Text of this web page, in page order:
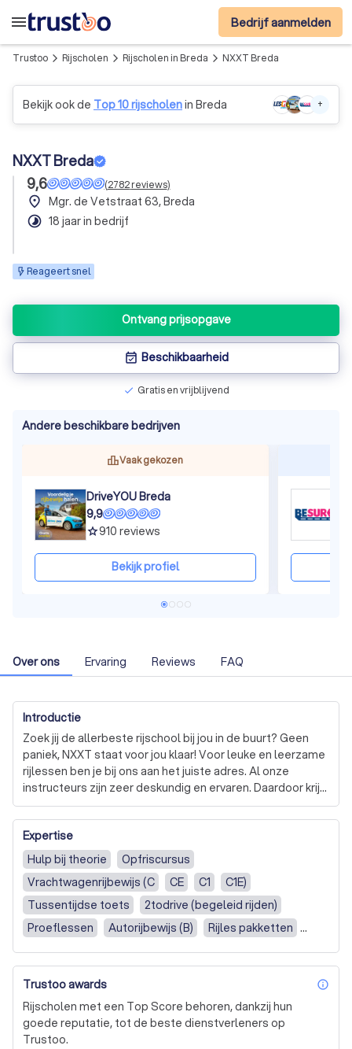
menu Bedrijf aanmelden
Trustoo arrow_forward_ios Rijscholen arrow_forward_ios Rijscholen in Breda arrow_forward_ios NXXT Breda
Bekijk ook de Top 10 rijscholenin Breda +
NXXT Breda
9,6
(2782reviews)
place Mgr. de Vetstraat 63, Breda
timelapse 18 jaar in bedrijf
Reageert snel
Ontvang prijsopgave
event_available Beschikbaarheid
check Gratis en vrijblijvend
Andere beschikbare bedrijven
Vaak gekozen
DriveYOU Breda
9,9
grade910 reviews
Bekijk profiel
Over ons Ervaring Reviews FAQ
Introductie
Zoek jij de allerbeste rijschool bij jou in de buurt? Geen
paniek, NXXT staat voor jou klaar! Voor leuke en leerzame
rijlessen ben je bij ons aan het juiste adres. Al onze
instructeurs zijn zeer deskundig en ervaren. Daardoor krijg
jij precies de begeleiding die jij nodig hebt. Dat zorgt
ervoor dat je snel zult leren. Voor je het weet slaag jij met
vlag en wimpel voor je examen. Met een rijbewijs op zak
krijg je de vrijheid om te gaan en staan waar je maar wilt.
Klinkt goed toch? Ontdek hoe wij jou verder kunnen
helpen.
Expertise
Hulp bij theorie
Opfriscursus
Vrachtwagenrijbewijs (C
CE C1
C1E)
Tussentijdse toets
2todrive (begeleid rijden)
Proeflessen
Autorijbewijs (B)
Rijles pakketten
Praktijkexamen
Handgeschakeld
Trustoo awards
Rijscholen met een Top Score behoren, dankzij hun
goede reputatie, tot de beste dienstverleners op
Trustoo.